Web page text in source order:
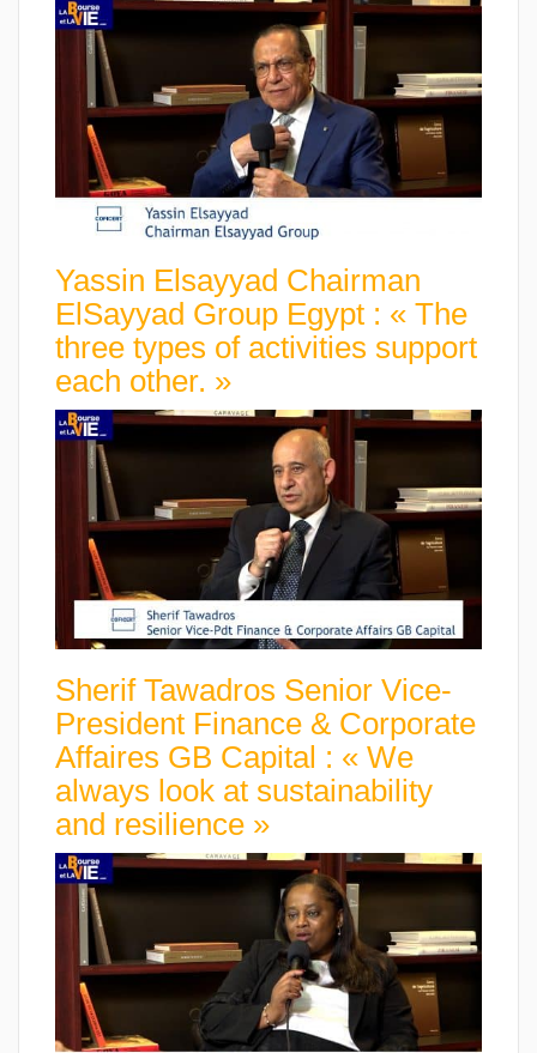
Yassin Elsayyad Chairman
ElSayyad Group Egypt : « The
three types of activities support
each other. »
Sherif Tawadros Senior Vice-
President Finance & Corporate
Affaires GB Capital : « We
always look at sustainability
and resilience »